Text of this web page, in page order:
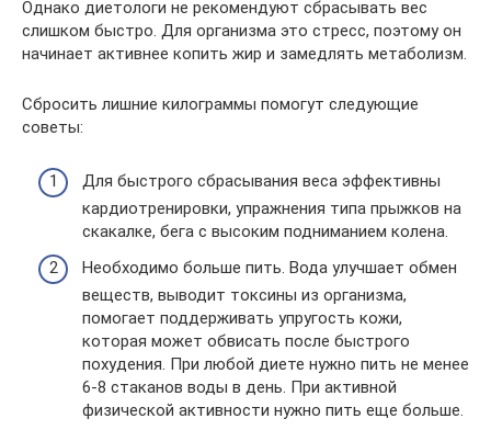
Однако диетологи не рекомендуют сбрасывать вес
слишком быстро. Для организма это стресс, поэтому он
начинает активнее копить жир и замедлять метаболизм.
Сбросить лишние килограммы помогут следующие
советы:
Для быстрого сбрасывания веса эффективны
кардиотренировки, упражнения типа прыжков на
скакалке, бега с высоким подниманием колена.
Необходимо больше пить. Вода улучшает обмен
веществ, выводит токсины из организма,
помогает поддерживать упругость кожи,
которая может обвисать после быстрого
похудения. При любой диете нужно пить не менее
6-8 стаканов воды в день. При активной
физической активности нужно пить еще больше.